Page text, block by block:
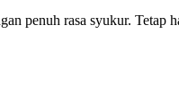
penuh rasa syukur.